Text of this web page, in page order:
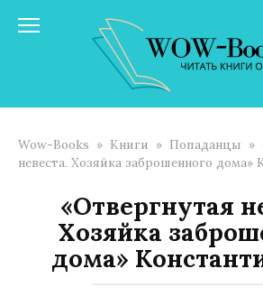
Wow-Books » Книги » Попаданцы »
невеста. Хозяйка заброшенного дома»
«Отвергнутая
Хозяйка
дома»